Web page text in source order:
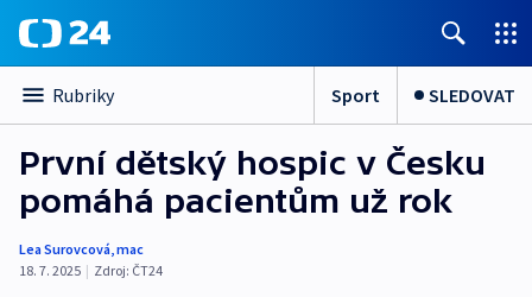
Rubriky Sport SLEDOVAT
První dětský hospic v Česku
pomáhá pacientům už rok
Lea Surovcová,mac
18. 7. 2025 | Zdroj: ČT24